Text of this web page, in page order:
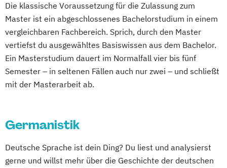
Deutsche Philologie des Mittelalters und
der Frühen Neuzeit
Digitale Geisteswissenschaften
Dolmetschen
Economics
Englisch (Lehramt)
English and American Studies
Erwachsenen- und Weiterbildung
Französisch (Lehramt)
Die klassische Voraussetzung für die Zulassung zum
Master ist ein abgeschlossenes Bachelorstudium in einem
vergleichbaren Fachbereich. Sprich, durch den Master
vertiefst du ausgewähltes Basiswissen aus dem Bachelor.
Ein Masterstudium dauert im Normalfall vier bis fünf
Semester – in seltenen Fällen auch nur zwei – und schließt
mit der Masterarbeit ab.
Germanistik
Deutsche Sprache ist dein Ding? Du liest und analysierst
gerne und willst mehr über die Geschichte der deutschen